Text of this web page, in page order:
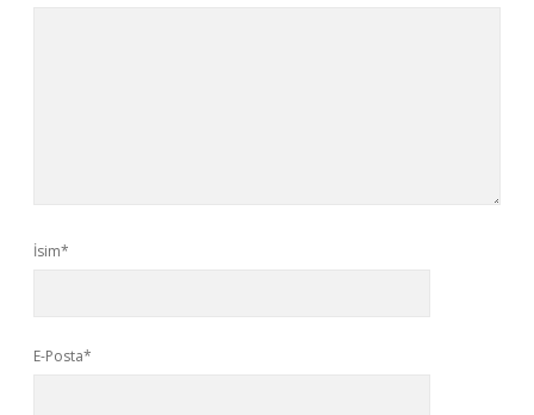
İsim*
E-Posta*